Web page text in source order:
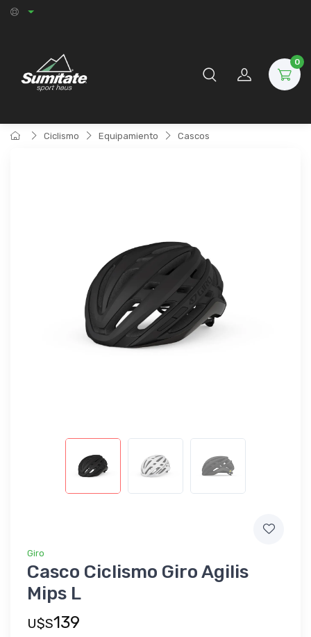
0
Ciclismo Equipamiento Cascos
Giro
Casco Ciclismo Giro Agilis
Mips L
U$S139